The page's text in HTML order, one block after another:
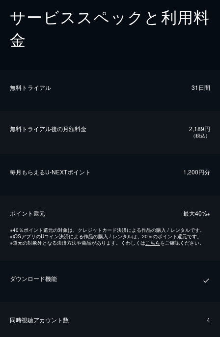
サービススペックと利用料
金
無料トライアル 31日間
無料トライアル後の⽉額料金 2,189円
（税込）
毎⽉もらえるU-NEXTポイント 1,200円分
ポイント還元 最⼤40%※
※40％ポイント還元の対象は、クレジットカード決済による作品の購入 / レンタルです。
※iOSアプリのUコイン決済による作品の購入 / レンタルは、20％のポイント還元です。
※還元の対象外となる決済方法や商品があります。くわしくはこちらをご確認ください。
ダウンロード機能
同時視聴アカウント数 4